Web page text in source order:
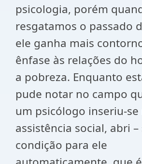
psicologia, porém
resgatamos o passado
ele ganha mais
ênfase às relações do
a pobreza. Enquanto
pude notar no campo
um psicólogo inseriu-se
assistência social, abri –
condição para ele